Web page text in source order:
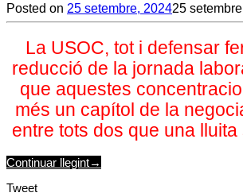
Posted on 25 setembre, 202425
La USOC, tot i defensar
reducció de la jornada
que aquestes
més un capítol de la
entre tots dos que una
Continuar llegint→
Tweet